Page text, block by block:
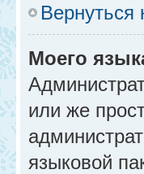
Вернуться
Моего
или же
языковой